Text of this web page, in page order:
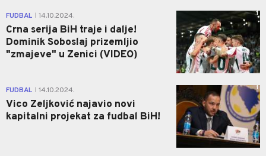
FUDBAL 14.10.2024.
Crna serija BiH traje i dalje!
Dominik Soboslaj prizemljio
"zmajeve" u Zenici (VIDEO)
1
FUDBAL 14.10.2024.
Vico Zeljković najavio novi
kapitalni projekat za fudbal BiH!
1